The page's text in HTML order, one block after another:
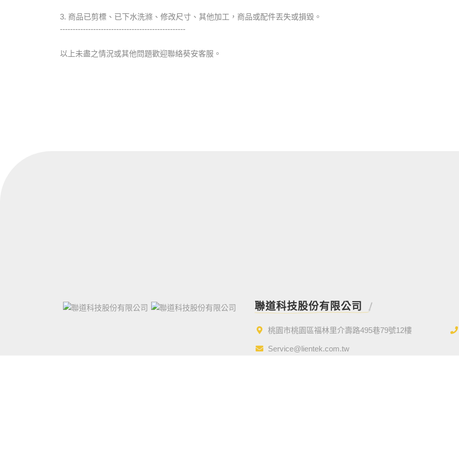
3. 商品已剪標、已下水洗滌、修改尺寸、其他加工，商品或配件丟失或損毀。
-------------------------------------------------
以上未盡之情況或其他問題歡迎聯絡葵安客服。
聯道科技股份有限公司
桃園市桃園區福林里介壽路495巷79號12樓
Service@lientek.com.tw